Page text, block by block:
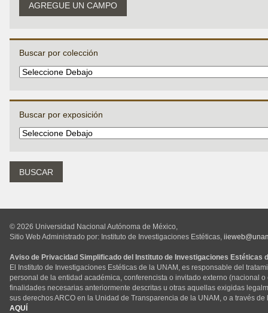
AGREGUE UN CAMPO
Buscar por colección
Buscar por exposición
© 2026 Universidad Nacional Autónoma de México,
Sitio Web Administrado por: Instituto de Investigaciones Estéticas,
Aviso de Privacidad Simplificado del Instituto de Investigaciones Estéticas
El Instituto de Investigaciones Estéticas de la UNAM, es responsable del
personal de la entidad académica, conferencista o invitado externo (nacional
finalidades necesarias anteriormente descritas u otras aquellas exigidas
sus derechos ARCO en la Unidad de Transparencia de la UNAM, o a través
AQUÍ